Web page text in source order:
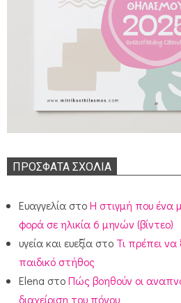
ΠΡΌΣΦΑΤΑ ΣΧΌΛΙΑ
Ευαγγελία στοΗ στιγμή που ένα
φορά σε ηλικία 6 μηνών (βίντεο)
υγεία και ευεξία στο Τι πρέπει
παιδικό στήθος
Elena στοΠώς βοηθούν οι
διαχείριση του πόνου